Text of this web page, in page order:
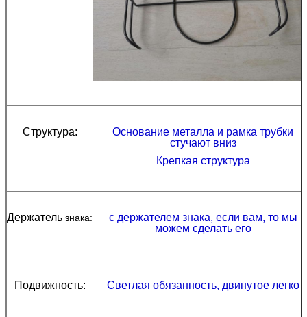
Структура:
Основание металла и рамка трубки
стучают вниз
Крепкая структура
Держатель знака:
с держателем знака, если вам, то мы
можем сделать его
Подвижность: Светлая обязанность, двинутое легко